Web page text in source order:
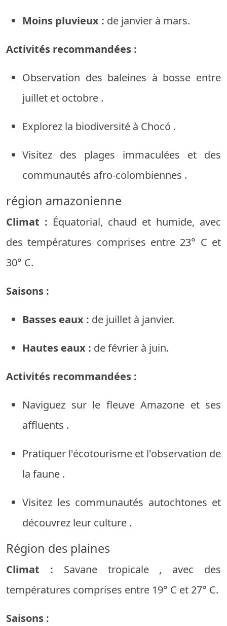
Moins pluvieux : de janvier à mars.
Activités recommandées :
Observation des baleines à bosse entre
juillet et octobre .
Explorez la biodiversité à Chocó .
Visitez des plages immaculées et des
communautés afro-colombiennes .
région amazonienne
Climat : Équatorial, chaud et humide, avec
des températures comprises entre 23° C et
30° C.
Saisons :
Basses eaux : de juillet à janvier.
Hautes eaux : de février à juin.
Activités recommandées :
Naviguez sur le fleuve Amazone et ses
affluents .
Pratiquer l'écotourisme et l'observation de
la faune .
Visitez les communautés autochtones et
découvrez leur culture .
Région des plaines
Climat : Savane tropicale , avec
des
températures comprises entre 19° C et 27° C.
Saisons :